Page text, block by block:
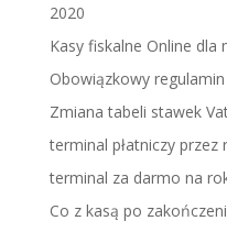
2020
Kasy fiskalne Online dla
Obowiązkowy
Zmiana tabeli stawek
terminal płatniczy przez
terminal za darmo na
Co z kasą po